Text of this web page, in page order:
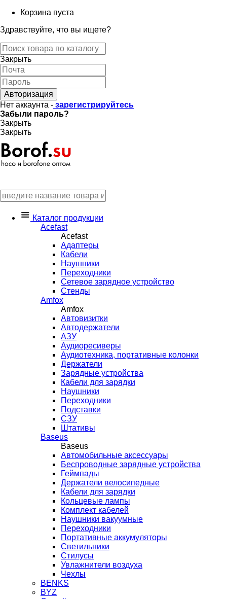
Корзина пуста
Здравствуйте, что вы ищете?
Закрыть
Авторизация
Нет аккаунта - зарегистрируйтесь
Забыли пароль?
Закрыть
Закрыть
Каталог продукции
Acefast
Acefast
Адаптеры
Кабели
Наушники
Переходники
Сетевое зарядное устройство
Стенды
Amfox
Amfox
Автовизитки
Автодержатели
АЗУ
Аудиоресиверы
Аудиотехника, портативные колонки
Держатели
Зарядные устройства
Кабели для зарядки
Наушники
Переходники
Подставки
СЗУ
Штативы
Baseus
Baseus
Автомобильные аксессуары
Беспроводные зарядные устройства
Геймпады
Держатели велосипедные
Кабели для зарядки
Кольцевые лампы
Комплект кабелей
Наушники вакуумные
Переходники
Портативные аккумуляторы
Светильники
Стилусы
Увлажнители воздуха
Чехлы
BENKS
BYZ